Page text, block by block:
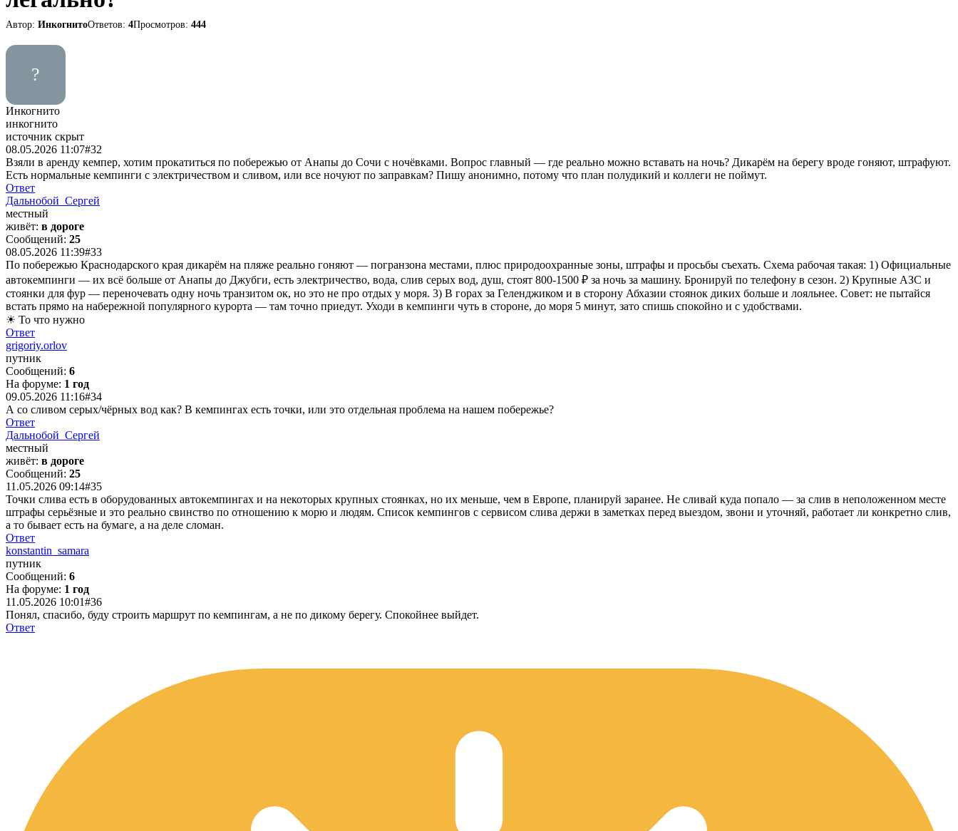
Автор: ИнкогнитоОтветов: 4Просмотров: 444
?
Инкогнито
инкогнито
источник скрыт
08.05.2026 11:07#32
Взяли в аренду кемпер, хотим прокатиться по побережью от Анапы до Сочи с ночёвками. Вопрос главный — где реально можно вставать на ночь? Дикарём на берегу вроде гоняют, штрафуют.
Есть нормальные кемпинги с электричеством и сливом, или все ночуют по заправкам? Пишу анонимно, потому что план полудикий и коллеги не поймут.
Ответ
Дальнобой_Сергей
местный
живёт: в дороге
Сообщений: 25
08.05.2026 11:39#33
По побережью Краснодарского края дикарём на пляже реально гоняют — погранзона местами, плюс природоохранные зоны, штрафы и просьбы съехать. Схема рабочая такая: 1) Официальные
автокемпинги — их всё больше от Анапы до Джубги, есть электричество, вода, слив серых вод, душ, стоят 800-1500 ₽ за ночь за машину. Бронируй по телефону в сезон. 2) Крупные АЗС и
стоянки для фур — переночевать одну ночь транзитом ок, но это не про отдых у моря. 3) В горах за Геленджиком и в сторону Абхазии стоянок диких больше и лояльнее. Совет: не пытайся
встать прямо на набережной популярного курорта — там точно приедут. Уходи в кемпинги чуть в стороне, до моря 5 минут, зато спишь спокойно и с удобствами.
☀ То что нужно
Ответ
grigoriy.orlov
путник
Сообщений: 6
На форуме: 1 год
09.05.2026 11:16#34
А со сливом серых/чёрных вод как? В кемпингах есть точки, или это отдельная проблема на нашем побережье?
Ответ
Дальнобой_Сергей
местный
живёт: в дороге
Сообщений: 25
11.05.2026 09:14#35
Точки слива есть в оборудованных автокемпингах и на некоторых крупных стоянках, но их меньше, чем в Европе, планируй заранее. Не сливай куда попало — за слив в неположенном месте
штрафы серьёзные и это реально свинство по отношению к морю и людям. Список кемпингов с сервисом слива держи в заметках перед выездом, звони и уточняй, работает ли конкретно слив,
а то бывает есть на бумаге, а на деле сломан.
Ответ
konstantin_samara
путник
Сообщений: 6
На форуме: 1 год
11.05.2026 10:01#36
Понял, спасибо, буду строить маршрут по кемпингам, а не по дикому берегу. Спокойнее выйдет.
Ответ